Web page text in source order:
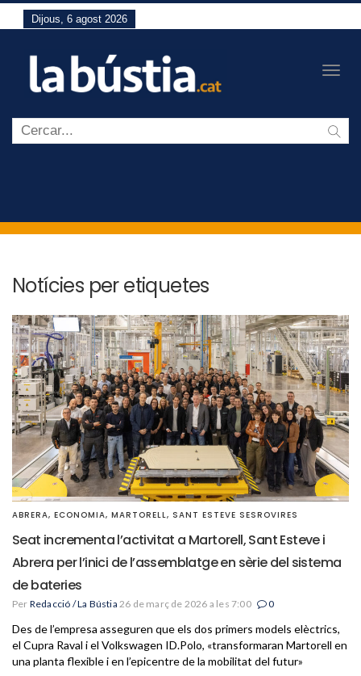
Dijous, 6 agost 2026
Notícies per etiquetes
ABRERA, ECONOMIA, MARTORELL, SANT ESTEVE SESROVIRES
Seat incrementa l’activitat a Martorell, Sant Esteve i
Abrera per l’inici de l’assemblatge en sèrie del sistema
de bateries
Per Redacció / La Bústia 26 de març de 2026 a les 7:00 0
Des de l’empresa asseguren que els dos primers models elèctrics,
el Cupra Raval i el Volkswagen ID.Polo, «transformaran Martorell en
una planta flexible i en l’epicentre de la mobilitat del futur»